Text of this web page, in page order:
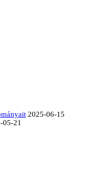
2025-06-15
05-21